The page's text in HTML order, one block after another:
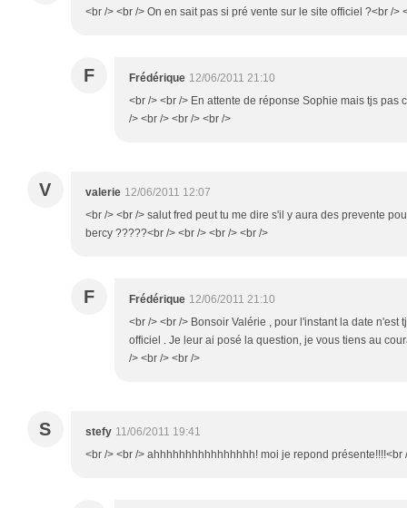
<br /> <br /> On en sait pas si pré vente sur le site officiel ?<br />
F Frédérique 12/06/2011 21:10
<br /> <br /> En attente de réponse Sophie mais tjs pas
/> <br /> <br /> <br />
V valerie 12/06/2011 12:07
<br /> <br /> salut fred peut tu me dire s'il y aura des prevente
bercy ?????<br /> <br /> <br /> <br />
F Frédérique 12/06/2011 21:10
<br /> <br /> Bonsoir Valérie , pour l'instant la date n'est
officiel . Je leur ai posé la question, je vous tiens au
/> <br /> <br />
S stefy 11/06/2011 19:41
<br /> <br /> ahhhhhhhhhhhhhhhh! moi je repond présente!!!!<br